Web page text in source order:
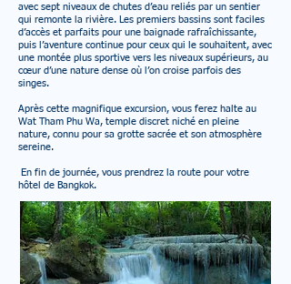
avec sept niveaux de chutes d’eau reliés par un sentier
qui remonte la rivière. Les premiers bassins sont faciles
d’accès et parfaits pour une baignade rafraîchissante,
puis l’aventure continue pour ceux qui le souhaitent, avec
une montée plus sportive vers les niveaux supérieurs, au
cœur d’une nature dense où l’on croise parfois des
singes.
Après cette magnifique excursion, vous ferez halte au
Wat Tham Phu Wa, temple discret niché en pleine
nature, connu pour sa grotte sacrée et son atmosphère
sereine.
En fin de journée, vous prendrez la route pour votre
hôtel de Bangkok.